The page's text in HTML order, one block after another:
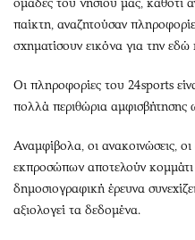
παίκτη, αναζητούσαν
σχηματίσουν εικόνα για την εδώ
Οι πληροφορίες του 24sports
πολλά περιθώρια αμφισβήτησης
Αναμφίβολα, οι ανακοινώσεις,
εκπροσώπων αποτελούν
δημοσιογραφική έρευνα
αξιολογεί τα δεδομένα.